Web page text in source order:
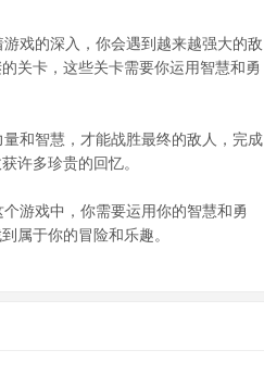
戏的深入，你会遇到越来越强大的敌
关卡，这些关卡需要你运用智慧和勇
和智慧，才能战胜最终的敌人，完成
许多珍贵的回忆。
游戏中，你需要运用你的智慧和勇
属于你的冒险和乐趣。